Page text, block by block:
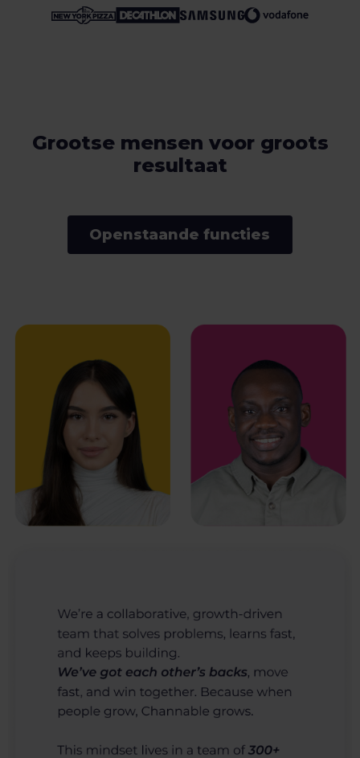
Grootse mensen voor groots
resultaat
Openstaande functies